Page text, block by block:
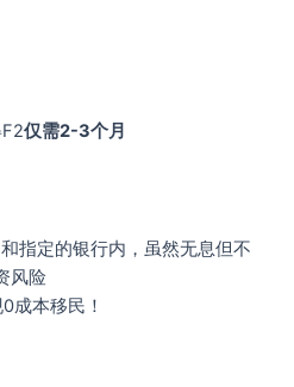
仅需2-3个月
指定的银行内，虽然无息但不
风险
成本移民！